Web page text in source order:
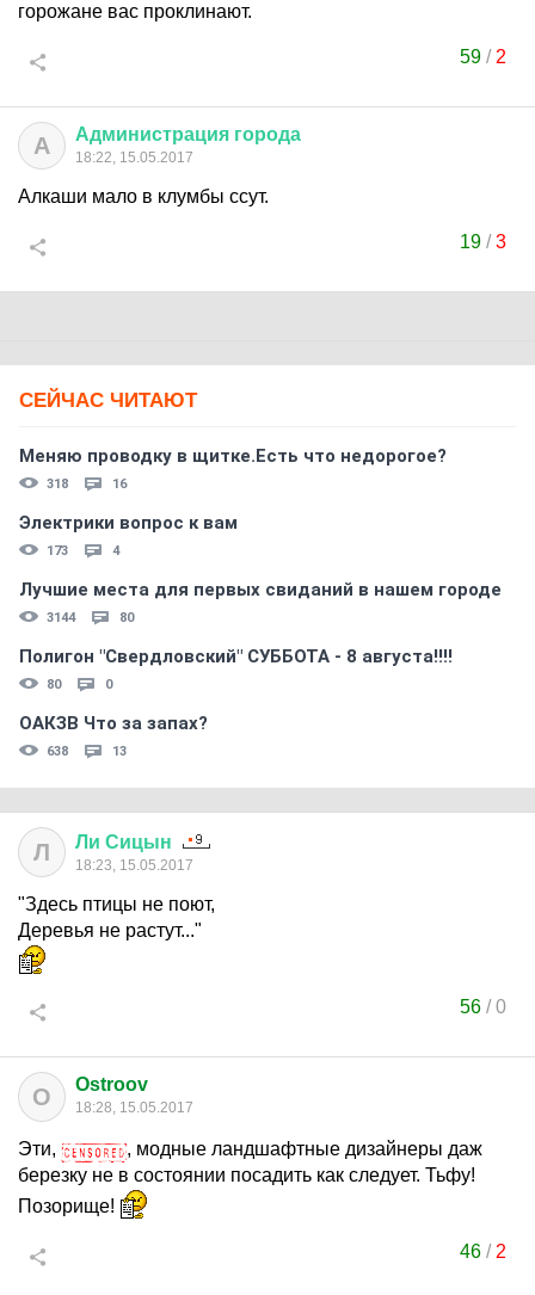
горожане вас проклинают.
59 / 2
А Администрация города
18:22, 15.05.2017
Алкаши мало в клумбы ссут.
19 /3
СЕЙЧАС ЧИТАЮТ
Меняю проводку в щитке.Есть что недорогое?
318 16
Электрики вопрос к вам
173 4
Лучшие места для первых свиданий в нашем городе
3144 80
Полигон "Свердловский" СУББОТА - 8 августа!!!!
80 0
ОАКЗВ Что за запах?
638 13
Л Ли Сицын
18:23, 15.05.2017
"Здесь птицы не поют,
Деревья не растут..."
56 /0
O Ostroov
18:28, 15.05.2017
Эти,
, модные ландшафтные дизайнеры даж
березку не в состоянии посадить как следует. Тьфу!
Позорище!
46 / 2